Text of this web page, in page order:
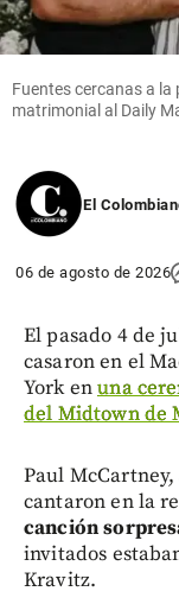
Fuentes cercanas a la
matrimonial al Daily
El
06 de agosto de 2026
El pasado 4 de
casaron en el
York enuna
del Midtown de
Paul
cantaron en la
canción
invitados
Kravitz.